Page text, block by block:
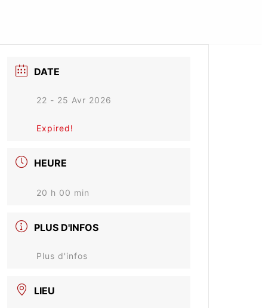
DATE
22 - 25 Avr 2026
Expired!
HEURE
20 h 00 min
PLUS D'INFOS
Plus d'infos
LIEU